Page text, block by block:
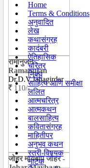
रामानुजन -
Ramanujan
Dr.D.V.Jahagirdar
110/-
जोहर मायबाप जोहर -
Home
Terms & Conditions
अनुवादित
लेख
कथासंग्रह
कादंबरी
ऐतिहासिक
चरित्र
निबंध
साहित्य आणि समीक्षा
ललित
आत्मचरित्र
आत्मकथन
बालसाहित्य
कवितासंग्रह
माहितीपर
अनुभव कथन
स्त्री-विषयक
नाटक